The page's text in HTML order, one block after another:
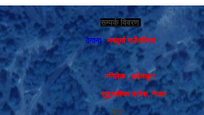
सम्पर्क विवरण
ठेगाना :नवदुर्गा गाउँपालिका
मणिलेक , डडेलधुरा
सुदूरपश्चिम प्रदेश, नेपाल
इमेल :